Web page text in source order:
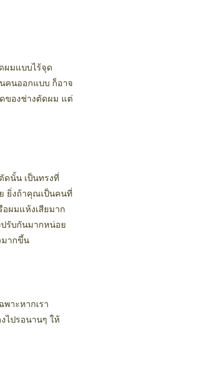
ผมแบบไร้จุด
คนออกแบบ ก็อาจ
ของช่างตัดผม แต่
ดนั้น เป็นทรงที่
ยิ่งถ้าคุณเป็นคนที่
อผมแห้งเสียมาก
รับกันมากหน่อย
มากขึ้น
าะหากเรา
ไปรอนานๆ ให้